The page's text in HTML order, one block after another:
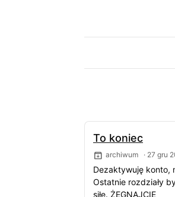
To koniec
archiwum · 27 gru
Dezaktywuję konto,
Ostatnie rozdziały
siłę. ŻEGNAJCIE